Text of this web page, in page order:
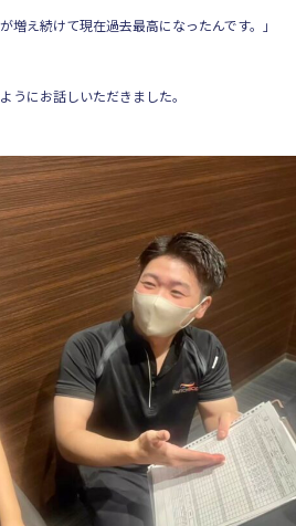
増え続けて現在過去最高になったんです。」
うにお話しいただきました。